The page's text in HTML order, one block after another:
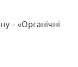
– «Органічні